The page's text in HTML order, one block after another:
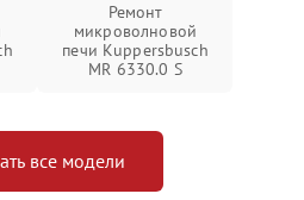
Ремонт
микроволновой
печи Kuppersbusch
MR 6330.0 S
все модели